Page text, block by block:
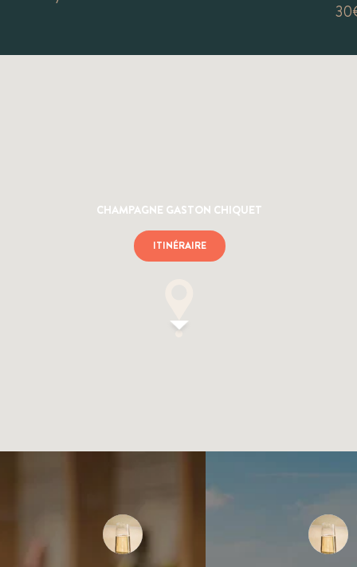
CHAMPAGNE GASTON CHIQUET
ITINÉRAIRE